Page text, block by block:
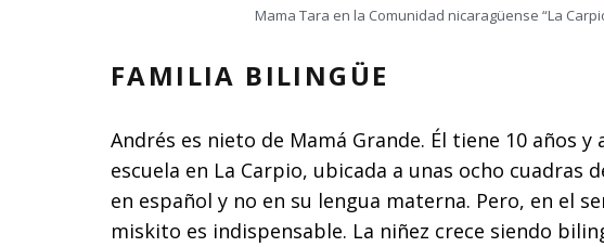
Mama Tara en la Comunidad nicaragüense “La
FAMILIA BILINGÜE
Andrés es nieto de Mamá Grande. Él tiene 10 años y
escuela en La Carpio, ubicada a unas ocho cuadras
en español y no en su lengua materna. Pero, en el
miskito es indispensable. La niñez crece siendo